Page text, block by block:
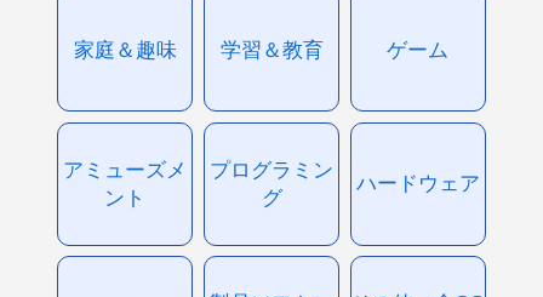
家庭＆趣味 学習＆教育 ゲーム
アミューズメ
ント
プログラミン
グ
ハードウェア